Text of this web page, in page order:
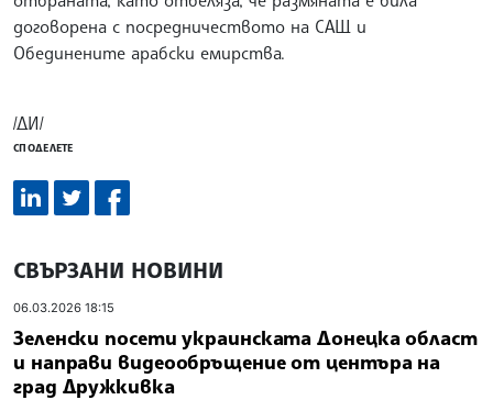
договорена с посредничеството на САЩ и
Обединените арабски емирства.
/ДИ/
СПОДЕЛЕТЕ
СВЪРЗАНИ НОВИНИ
06.03.2026 18:15
Зеленски посети украинската Донецка област
и направи видеообръщение от центъра на
град Дружкивка